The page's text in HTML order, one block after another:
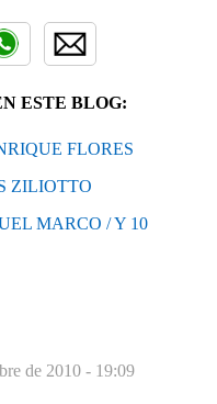
ESTE BLOG:
FLORES
ZILIOTTO
MARCO / Y 10
de 2010 - 19:09